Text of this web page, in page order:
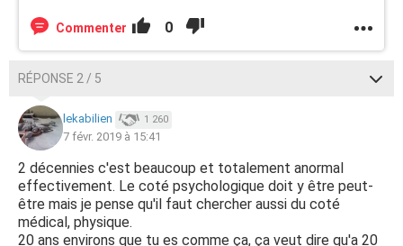
Commenter 0
RÉPONSE 2 / 5
lekabilien 1 260
7 févr. 2019 à 15:41
2 décennies c'est beaucoup et totalement anormal
effectivement. Le coté psychologique doit y être peut-
être mais je pense qu'il faut chercher aussi du coté
médical, physique.
20 ans environs que tu es comme ça, ça veut dire qu'a 20